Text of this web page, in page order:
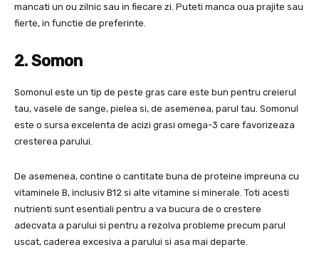
mancati un ou zilnic sau in fiecare zi. Puteti manca oua prajite sau
fierte, in functie de preferinte.
2. Somon
Somonul este un tip de peste gras care este bun pentru creierul
tau, vasele de sange, pielea si, de asemenea, parul tau. Somonul
este o sursa excelenta de acizi grasi omega-3 care favorizeaza
cresterea parului.
De asemenea, contine o cantitate buna de proteine ​​impreuna cu
vitaminele B, inclusiv B12 si alte vitamine si minerale. Toti acesti
nutrienti sunt esentiali pentru a va bucura de o crestere
adecvata a parului si pentru a rezolva probleme precum parul
uscat, caderea excesiva a parului si asa mai departe.